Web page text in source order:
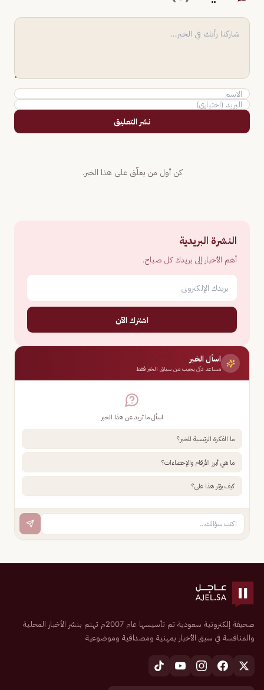
نشر التعليق
كن أول من يعلّق على هذا الخبر.
النشرة البريدية
أهم الأخبار إلى بريدك كل صباح.
اشترك الآن
اسأل الخبر
مساعد ذكي يجيب من سياق الخبر فقط
اسأل ما تريد عن هذا الخبر
ما الفكرة الرئيسية للخبر؟
ما هي أبرز الأرقام والإحصاءات؟
كيف يؤثر هذا علي؟
صحيفة إلكترونية سعودية تم تأسيسها عام 2007م تهتم بنشر الأخبار المحلية
والمنافسة في سبق الأخبار بمهنية ومصداقية وموضوعية